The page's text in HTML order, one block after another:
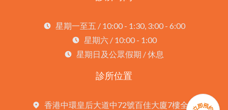
星期一至五 / 10:00 - 1:30, 3:00 - 6:00
星期六 / 10:00 - 1:00
星期日及公眾假期 / 休息
診所位置
香港中環皇后大道中72號百佳大廈7樓全層